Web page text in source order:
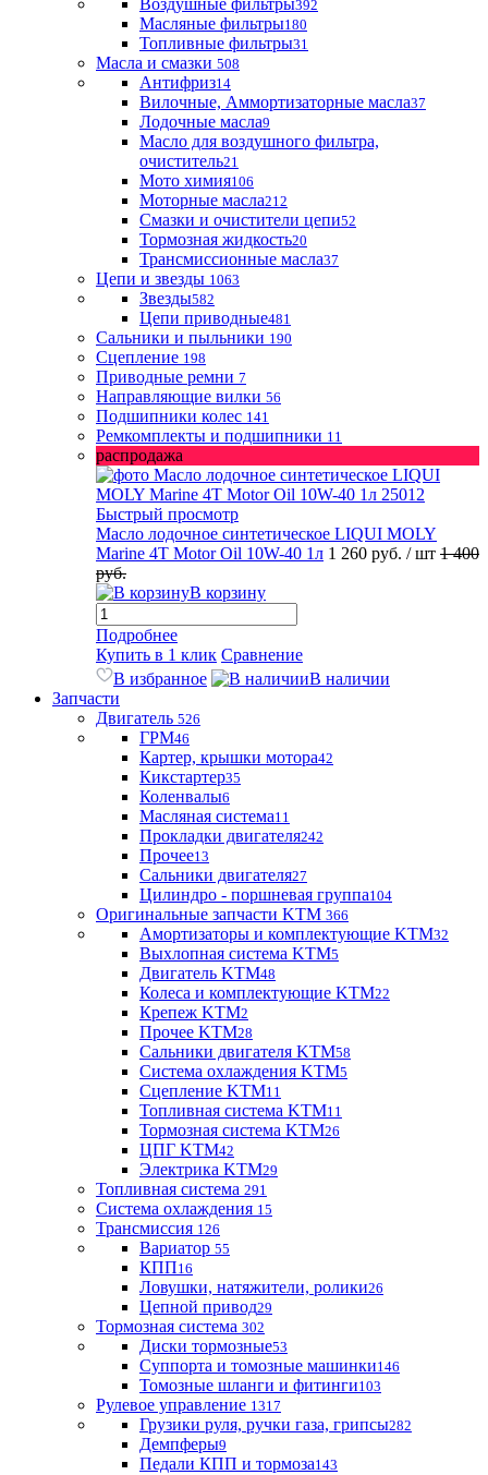
Воздушные фильтры392
Масляные фильтры180
Топливные фильтры31
Масла и смазки 508
Антифриз14
Вилочные, Аммортизаторные масла37
Лодочные масла9
Масло для воздушного фильтра,
очиститель21
Мото химия106
Моторные масла212
Смазки и очистители цепи52
Тормозная жидкость20
Трансмиссионные масла37
Цепи и звезды 1063
Звезды582
Цепи приводные481
Сальники и пыльники 190
Сцепление 198
Приводные ремни 7
Направляющие вилки 56
Подшипники колес 141
Ремкомплекты и подшипники 11
распродажа
Быстрый просмотр
Масло лодочное синтетическое LIQUI MOLY
Marine 4T Motor Oil 10W-40 1л 1 260 руб. / шт 1 400
руб.
В корзину
Подробнее
Купить в 1 клик Сравнение
В избранное
В наличии
Запчасти
Двигатель 526
ГРМ46
Картер, крышки мотора42
Кикстартер35
Коленвалы6
Масляная система11
Прокладки двигателя242
Прочее13
Сальники двигателя27
Цилиндро - поршневая группа104
Оригинальные запчасти KTM 366
Амортизаторы и комплектующие KTM32
Выхлопная система KTM5
Двигатель KTM48
Колеса и комплектующие KTM22
Крепеж KTM2
Прочее KTM28
Сальники двигателя KTM58
Система охлаждения KTM5
Сцепление KTM11
Топливная система KTM11
Тормозная система KTM26
ЦПГ KTM42
Электрика KTM29
Топливная система 291
Система охлаждения 15
Трансмиссия 126
Вариатор 55
КПП16
Ловушки, натяжители, ролики26
Цепной привод29
Тормозная система 302
Диски тормозные53
Суппорта и томозные машинки146
Томозные шланги и фитинги103
Рулевое управление 1317
Грузики руля, ручки газа, грипсы282
Демпферы9
Педали КПП и тормоза143